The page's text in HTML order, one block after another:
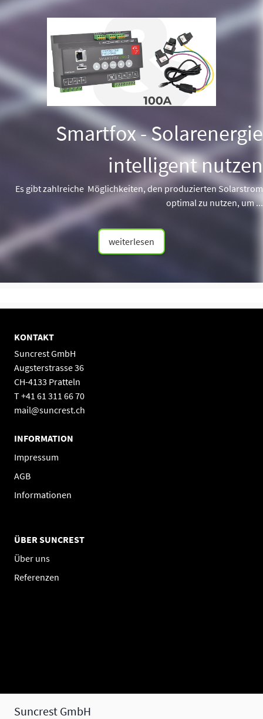
Smartfox - Solarenergie
intelligent nutzen
Es gibt zahlreiche Möglichkeiten, den produzierten Solarstrom
optimal zu nutzen, um ...
weiterlesen
KONTAKT
Suncrest GmbH
Augsterstrasse 36
CH-4133 Pratteln
T +41 61 311 66 70
mail@suncrest.ch
INFORMATION
Impressum
AGB
Informationen
ÜBER SUNCREST
Über uns
Referenzen
Suncrest GmbH